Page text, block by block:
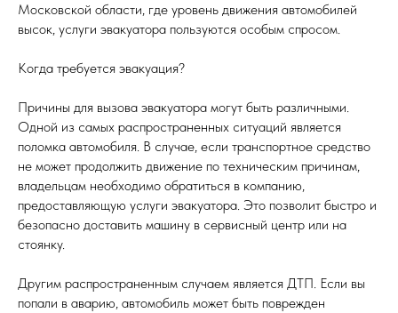
Московской области, где уровень движения автомобилей
высок, услуги эвакуатора пользуются особым спросом.
Когда требуется эвакуация?
Причины для вызова эвакуатора могут быть различными.
Одной из самых распространенных ситуаций является
поломка автомобиля. В случае, если транспортное средство
не может продолжить движение по техническим причинам,
владельцам необходимо обратиться в компанию,
предоставляющую услуги эвакуатора. Это позволит быстро и
безопасно доставить машину в сервисный центр или на
стоянку.
Другим распространенным случаем является ДТП. Если вы
попали в аварию, автомобиль может быть поврежден